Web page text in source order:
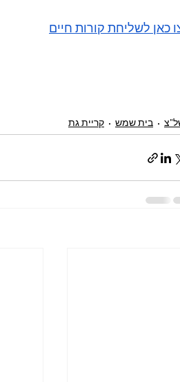
כאן לשליחת קורות חיים
בית שמש קריית גת